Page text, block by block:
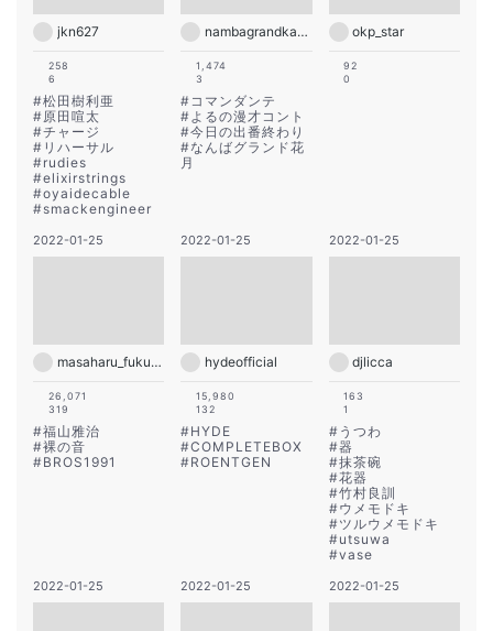
jkn627
258
6
#松田樹利亜
#原田喧太
#チャージ
# リハーサル
#rudies
#elixirstrings
#oyaidecable
#smackengineer
nambagrandkagetsu
1,474
3
# コマンダンテ
#よるの漫才コント
#今日の出番終わり
#なんばグランド花
月
okp_star
92
0
2022-01-25
masaharu_fukuyama_official
26,071
319
#福山雅治
#裸の音
#BROS1991
2022-01-25
hydeofficial
15,980
132
#HYDE
#COMPLETEBOX
#ROENTGEN
2022-01-25
djlicca
163
1
# うつわ
#器
#抹茶碗
#花器
#竹村良訓
#ウメモドキ
#ツルウメモドキ
#utsuwa
#vase
2022-01-25 2022-01-25 2022-01-25